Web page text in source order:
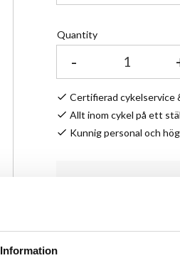
Information
Quantity
-
Certifierad cykelservice
Allt inom cykel på ett
Kunnig personal och
Manufacturer